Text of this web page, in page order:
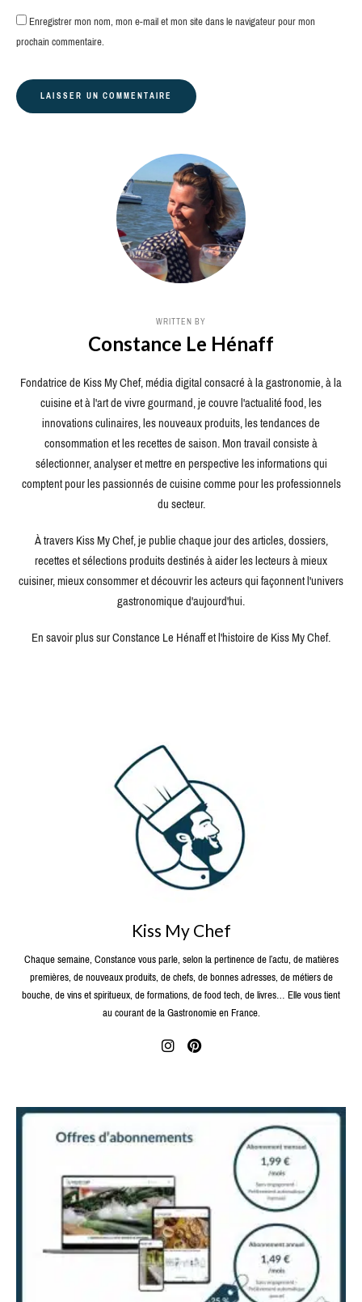
Enregistrer mon nom, mon e-mail et mon site dans le navigateur pour mon
prochain commentaire.
WRITTEN BY
Constance Le Hénaff
Fondatrice de Kiss My Chef, média digital consacré à la gastronomie, à la
cuisine et à l'art de vivre gourmand, je couvre l'actualité food, les
innovations culinaires, les nouveaux produits, les tendances de
consommation et les recettes de saison. Mon travail consiste à
sélectionner, analyser et mettre en perspective les informations qui
comptent pour les passionnés de cuisine comme pour les professionnels
du secteur.
À travers Kiss My Chef, je publie chaque jour des articles, dossiers,
recettes et sélections produits destinés à aider les lecteurs à mieux
cuisiner, mieux consommer et découvrir les acteurs qui façonnent l'univers
gastronomique d'aujourd'hui.
En savoir plus sur Constance Le Hénaff et l'histoire de Kiss My Chef.
Kiss My Chef
Chaque semaine, Constance vous parle, selon la pertinence de l’actu, de matières
premières, de nouveaux produits, de chefs, de bonnes adresses, de métiers de
bouche, de vins et spiritueux, de formations, de food tech, de livres… Elle vous tient
au courant de la Gastronomie en France.